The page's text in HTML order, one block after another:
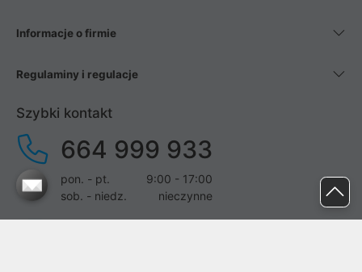
Informacje o firmie
Regulaminy i regulacje
Szybki kontakt
664 999 933
pon. - pt.
9:00 - 17:00
sob. - niedz.
nieczynne